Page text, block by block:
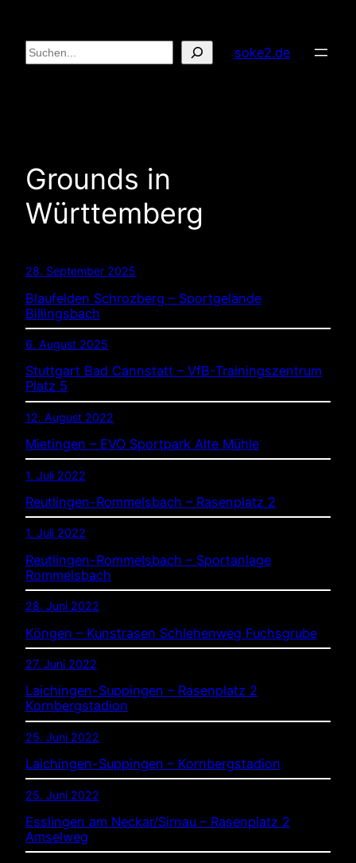
Inhalt
springen
Suchen soke2.de
Grounds in
Württemberg
28. September 2025
Blaufelden Schrozberg – Sportgelände
Billingsbach
6. August 2025
Stuttgart Bad Cannstatt – VfB-Trainingszentrum
Platz 5
12. August 2022
Mietingen – EVO Sportpark Alte Mühle
1. Juli 2022
Reutlingen-Rommelsbach – Rasenplatz 2
1. Juli 2022
Reutlingen-Rommelsbach – Sportanlage
Rommelsbach
28. Juni 2022
Köngen – Kunstrasen Schlehenweg Fuchsgrube
27. Juni 2022
Laichingen-Suppingen – Rasenplatz 2
Kornbergstadion
25. Juni 2022
Laichingen-Suppingen – Kornbergstadion
25. Juni 2022
Esslingen am Neckar/Sirnau – Rasenplatz 2
Amselweg